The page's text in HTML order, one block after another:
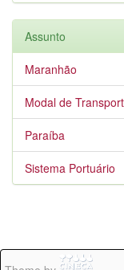
Assunto
Maranhão
Modal de
Paraíba
Sistema Portuário